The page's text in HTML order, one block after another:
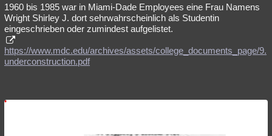
Spiritualität Verschwörungen Technologie Ufologie
Natur Umfragen Unterhaltung
weitere Rubriken
Philosophie Träume
1960 bis 1985 war in Miami-Dade Employees eine Frau Namens
Wright Shirley J. dort sehrwahrscheinlich als Studentin
eingeschrieben oder zumindest aufgelistet.
https://www.mdc.edu/archives/assets/college_documents_page/9.
underconstruction.pdf